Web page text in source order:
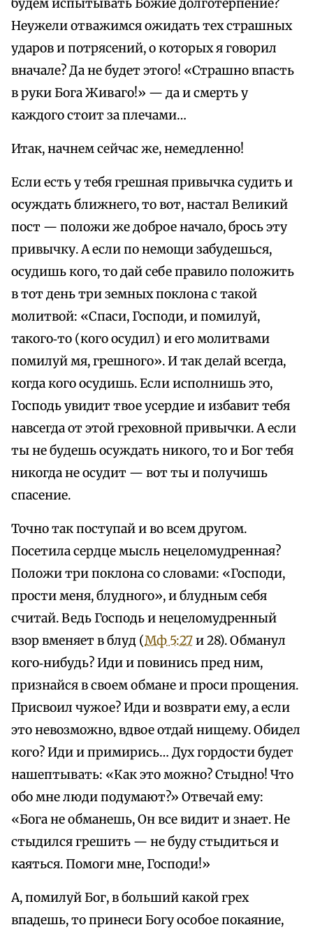
будем испытывать Божие долготерпение?
Неужели отважимся ожидать тех страшных
ударов и потрясений, о которых я говорил
вначале? Да не будет этого! «Страшно впасть
в руки Бога Живаго!» — да и смерть у
каждого стоит за плечами…
Итак, начнем сейчас же, немедленно!
Если есть у тебя грешная привычка судить и
осуждать ближнего, то вот, настал Великий
пост — положи же доброе начало, брось эту
привычку. А если по немощи забудешься,
осудишь кого, то дай себе правило положить
в тот день три земных поклона с такой
молитвой: «Спаси, Господи, и помилуй,
такого‑то (кого осудил) и его молитвами
помилуй мя, грешного». И так делай всегда,
когда кого осудишь. Если исполнишь это,
Господь увидит твое усердие и избавит тебя
навсегда от этой греховной привычки. А если
ты не будешь осуждать никого, то и Бог тебя
никогда не осудит — вот ты и получишь
спасение.
Точно так поступай и во всем другом.
Посетила сердце мысль нецеломудренная?
Положи три поклона со словами: «Господи,
прости меня, блудного», и блудным себя
считай. Ведь Господь и нецеломудренный
взор вменяет в блуд (Мф 5:27и 28). Обманул
кого‑нибудь? Иди и повинись пред ним,
признайся в своем обмане и проси прощения.
Присвоил чужое? Иди и возврати ему, а если
это невозможно, вдвое отдай нищему. Обидел
кого? Иди и примирись… Дух гордости будет
нашептывать: «Как это можно? Стыдно! Что
обо мне люди подумают?» Отвечай ему:
«Бога не обманешь, Он все видит и знает. Не
стыдился грешить — не буду стыдиться и
каяться. Помоги мне, Господи!»
А, помилуй Бог, в больший какой грех
впадешь, то принеси Богу особое покаяние,